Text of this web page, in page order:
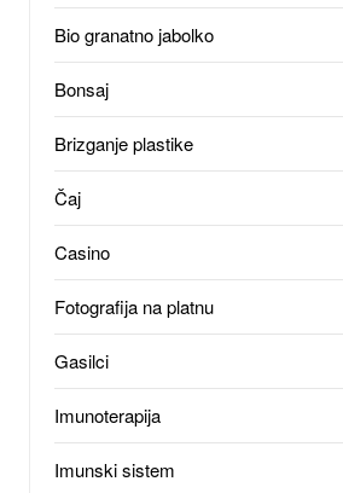
Bio granatno jabolko
Bonsaj
Brizganje plastike
Čaj
Casino
Fotografija na platnu
Gasilci
Imunoterapija
Imunski sistem